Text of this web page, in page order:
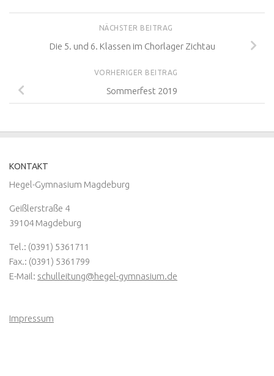
NÄCHSTER BEITRAG
Die 5. und 6. Klassen im Chorlager Zichtau
VORHERIGER BEITRAG
Sommerfest 2019
KONTAKT
Hegel-Gymnasium Magdeburg
Geißlerstraße 4
39104 Magdeburg
Tel.: (0391) 5361711
Fax.: (0391) 5361799
E-Mail: schulleitung@hegel-gymnasium.de
Impressum